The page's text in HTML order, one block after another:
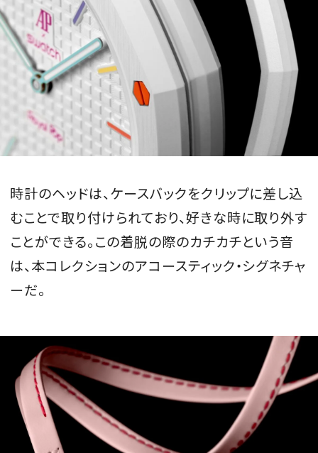
時計のヘッドは、ケースバックをクリップに差し込
むことで取り付けられており、好きな時に取り外す
ことができる。この着脱の際のカチカチという音
は、本コレクションのアコースティック・シグネチャ
ーだ。